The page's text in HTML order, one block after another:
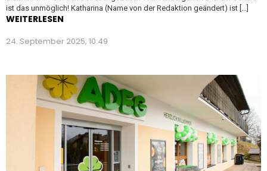
ist das unmöglich! Katharina (Name von der Redaktion geändert) ist […]
WEITERLESEN
24. September 2025, 10:49